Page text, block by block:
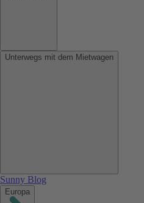
Unterwegs mit dem Mietwagen
Sunny Blog
Europa